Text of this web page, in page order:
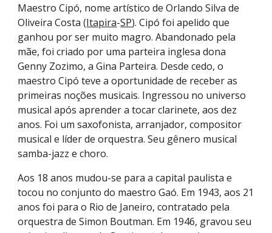
Maestro Cipó, nome artístico de Orlando Silva de
Oliveira Costa (Itapira-SP). Cipó foi apelido que
ganhou por ser muito magro. Abandonado pela
mãe, foi criado por uma parteira inglesa dona
Genny Zozimo, a Gina Parteira. Desde cedo, o
maestro Cipó teve a oportunidade de receber as
primeiras noções musicais. Ingressou no universo
musical após aprender a tocarclarinete, aos dez
anos. Foi um saxofonista, arranjador, compositor
musical e líder de orquestra. Seu gênero musical
samba-jazz e choro.
Aos 18 anos mudou-se para a capital paulista e
tocou no conjunto do maestro Gaó. Em 1943, aos 21
anos foi para o Rio de Janeiro, contratado pela
orquestra deSimon Boutman. Em 1946, gravou seu